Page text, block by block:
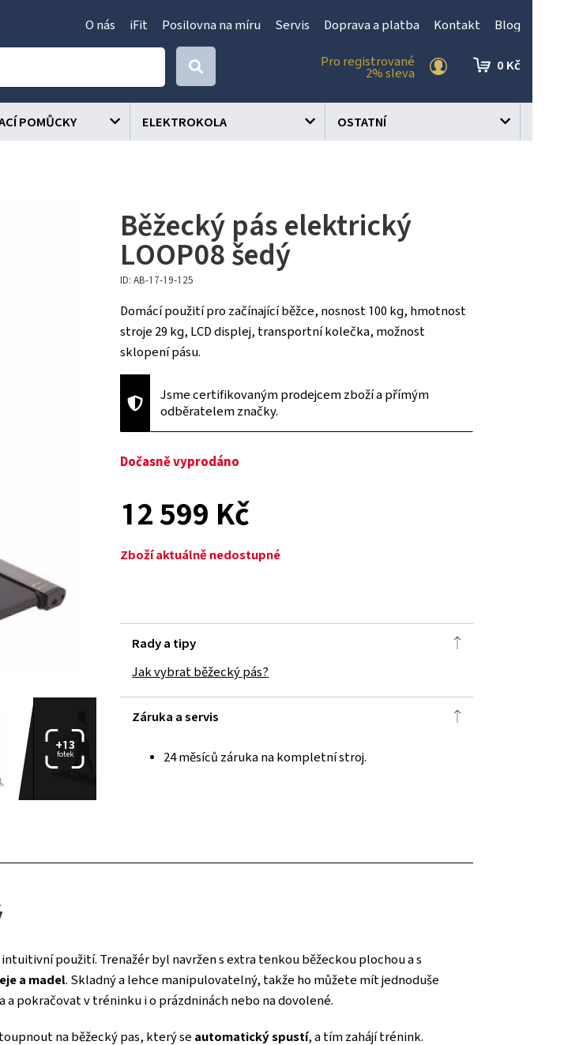
O nás iFit Posilovna na míru Servis Doprava a platba Kontakt Blog
Pro registrované
2% sleva
0 Kč
POMŮCKY ELEKTROKOLA OSTATNÍ
+13
fotek
Běžecký pás elektrický
LOOP08 šedý
ID: AB-17-19-125
Domácí použití pro začínající běžce, nosnost 100 kg, hmotnost
stroje 29 kg, LCD displej, transportní kolečka, možnost
sklopení pásu.
Jsme certifikovaným prodejcem zboží a přímým
odběratelem značky.
Dočasně vyprodáno
12 599 Kč
Zboží aktuálně nedostupné
Rady a tipy
Jak vybrat běžecký pás?
Záruka a servis
24 měsíců záruka na kompletní stroj.
použití. Trenažér byl navržen s extra tenkou běžeckou plochou a s
a madel. Skladný a lehce manipulovatelný, takže ho můžete mít jednoduše
pokračovat v tréninku i o prázdninách nebo na dovolené.
na běžecký pas, který se automatický spustí, a tím zahájí trénink.